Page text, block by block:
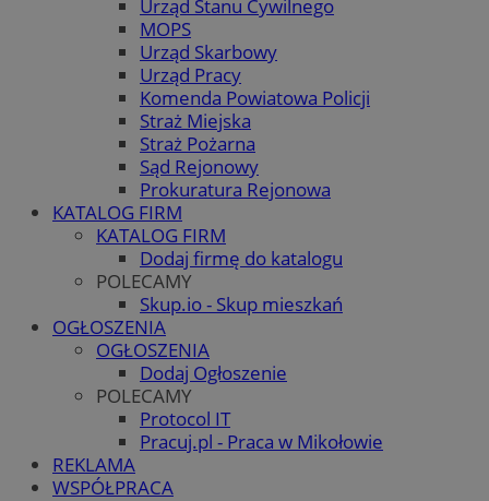
Urząd Stanu Cywilnego
MOPS
Urząd Skarbowy
Urząd Pracy
Komenda Powiatowa Policji
Straż Miejska
Straż Pożarna
Sąd Rejonowy
Prokuratura Rejonowa
KATALOG FIRM
KATALOG FIRM
Dodaj firmę do katalogu
POLECAMY
Skup.io - Skup mieszkań
OGŁOSZENIA
OGŁOSZENIA
Dodaj Ogłoszenie
POLECAMY
Protocol IT
Pracuj.pl - Praca w Mikołowie
REKLAMA
WSPÓŁPRACA